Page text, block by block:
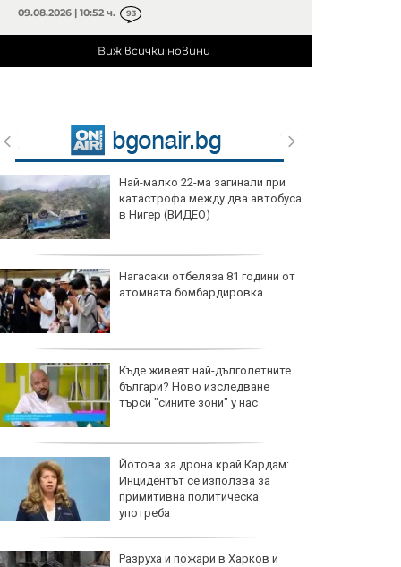
09.08.2026 | 10:52 ч. 93
Виж всички новини
Най-малко 22-ма загинали при
катастрофа между два автобуса
в Нигер (ВИДЕО)
Нагасаки отбеляза 81 години от
атомната бомбардировка
Къде живеят най-дълголетните
българи? Ново изследване
търси "сините зони" у нас
Йотова за дрона край Кардам:
Инцидентът се използва за
примитивна политическа
употреба
Разруха и пожари в Харков и